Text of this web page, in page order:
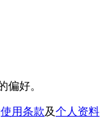
偏好。
使用条款及个人资料